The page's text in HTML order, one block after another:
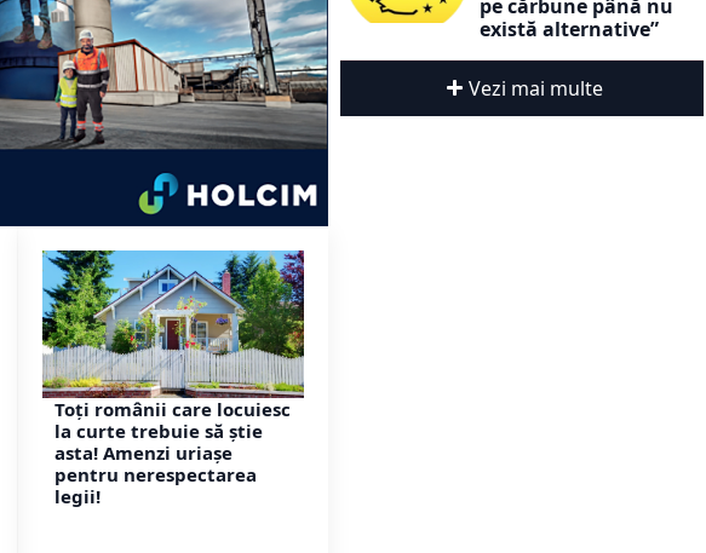
Toți românii care locuiesc
la curte trebuie să știe
asta! Amenzi uriașe
pentru nerespectarea
legii!
pe cărbune până nu
există alternative”
Vezi mai multe